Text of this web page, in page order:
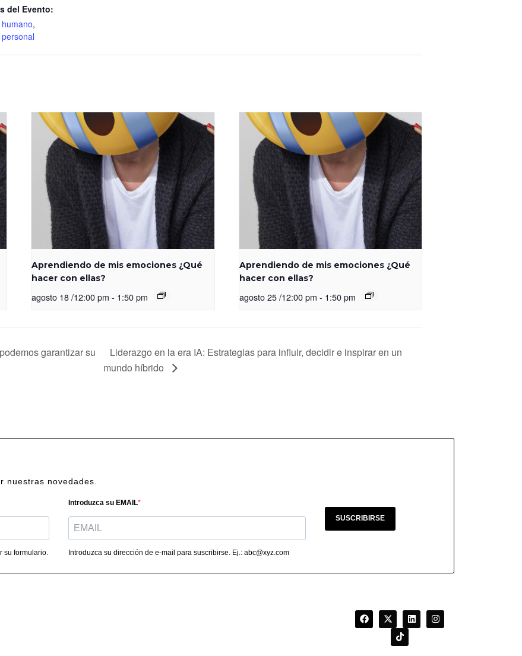
del Evento:
,
Aprendiendo de mis emociones ¿Qué
hacer con ellas?
agosto 18 /12:00 pm - 1:50 pm
Aprendiendo de mis emociones ¿Qué
hacer con ellas?
agosto 25 /12:00 pm - 1:50 pm
garantizar su
Liderazgo en la era IA: Estrategias para influir, decidir e inspirar en un
mundo híbrido
nuestras novedades.
su formulario.
Introduzca su EMAIL
Introduzca su dirección de e-mail para suscribirse. Ej.: abc@xyz.com
SUSCRIBIRSE